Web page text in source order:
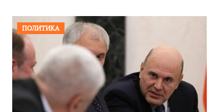
ПОЛИТИКА